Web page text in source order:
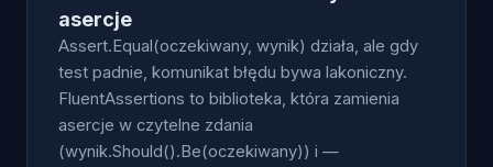
asercje
Assert.Equal(oczekiwany, wynik) działa, ale gdy
test padnie, komunikat błędu bywa lakoniczny.
FluentAssertions to biblioteka, która zamienia
asercje w czytelne zdania
(wynik.Should().Be(oczekiwany)) i —